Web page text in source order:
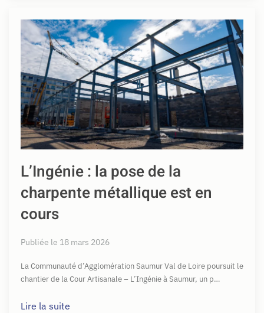
L’Ingénie : la pose de la
charpente métallique est en
cours
Publiée le 18 mars 2026
La Communauté d’Agglomération Saumur Val de Loire poursuit le
chantier de la Cour Artisanale – L’Ingénie à Saumur, un p…
Lire la suite